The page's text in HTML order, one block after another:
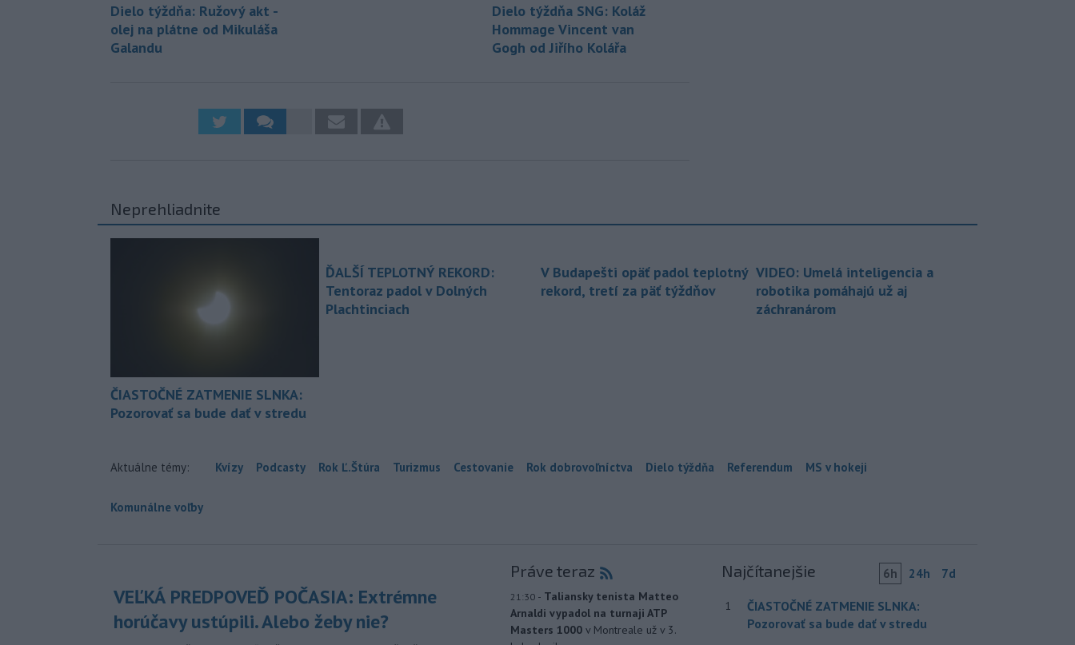
Dielo týždňa: Ružový akt -
olej na plátne od Mikuláša
Galandu
Dielo týždňa SNG: Koláž
Hommage Vincent van
Gogh od Jiřího Kolářa
Neprehliadnite
ČIASTOČNÉ ZATMENIE SLNKA:
Pozorovať sa bude dať v stredu
ĎALŠÍ TEPLOTNÝ REKORD:
Tentoraz padol v Dolných
Plachtinciach
V Budapešti opäť padol teplotný
rekord, tretí za päť týždňov
VIDEO: Umelá inteligencia a
robotika pomáhajú už aj
záchranárom
Aktuálne témy: Kvízy Podcasty Rok Ľ.Štúra Turizmus Cestovanie Rok dobrovoľníctva Dielo týždňa Referendum MS v hokeji
Komunálne voľby
VEĽKÁ PREDPOVEĎ POČASIA: Extrémne
horúčavy ustúpili. Alebo žeby nie?
Práve teraz
21:30 - Taliansky tenista Matteo
Arnaldi vypadol na turnaji ATP
Masters 1000 v Montreale už v 3.
Najčítanejšie 6h 24h 7d
1
ČIASTOČNÉ ZATMENIE SLNKA:
Pozorovať sa bude dať v stredu